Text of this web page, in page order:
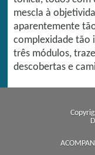
mescla à
aparentemente
complexidade tão
três módulos,
descobertas e